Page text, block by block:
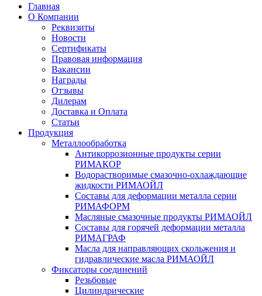
Главная
О Компании
Реквизиты
Новости
Сертификаты
Правовая информация
Вакансии
Награды
Отзывы
Дилерам
Доставка и Оплата
Статьи
Продукция
Металлообработка
Антикоррозионные продукты серии
РИМАКОР
Водорастворимые смазочно-охлаждающие
жидкости РИМАОЙЛ
Составы для деформации металла серии
РИМАФОРМ
Масляные смазочные продукты РИМАОЙЛ
Составы для горячей деформации металла
РИМАГРАФ
Масла для направляющих скольжения и
гидравлические масла РИМАОЙЛ
Фиксаторы соединений
Резьбовые
Цилиндрические